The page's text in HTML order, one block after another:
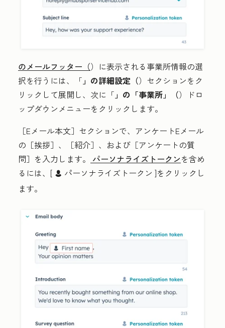
のメールフッター（）に表示される事業所情報の選
択を行うには、「 」の詳細設定（）セクションをク
リックして展開し、次に「 」の「事業所」（）ドロ
ップダウンメニューをクリックします。
［Eメール本文］ セクションで、アンケートEメール
の［挨拶］ 、［紹介］ 、および［アンケートの質
問］ を入力します。 パーソナライズトークンを含め
るには、[ contacts パーソナライズトークン ]をクリックし
ます。